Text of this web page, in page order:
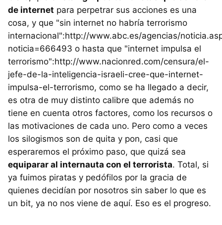
de internet para perpetrar sus acciones es una
cosa, y que "sin internet no habría terrorismo
internacional":http://www.abc.es/agencias/
noticia=666493 o hasta que "internet impulsa el
terrorismo":http://www.nacionred.com/censura/el-
jefe-de-la-inteligencia-israeli-cree-que-internet-
impulsa-el-terrorismo, como se ha llegado a decir,
es otra de muy distinto calibre que además no
tiene en cuenta otros factores, como los recursos o
las motivaciones de cada uno. Pero como a veces
los silogismos son de quita y pon, casi que
esperaremos el próximo paso, que quizá sea
equiparar al internauta con el terrorista. Total, si
ya fuimos piratas y pedófilos por la gracia de
quienes decidían por nosotros sin saber lo que es
un bit, ya no nos viene de aquí. Eso es el progreso.